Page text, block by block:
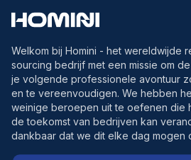
Welkom bij Homini - het wereldwijde
sourcing bedrijf met een missie om
je volgende professionele avontuur
en te vereenvoudigen. We hebben
weinige beroepen uit te oefenen die
de toekomst van bedrijven kan
dankbaar dat we dit elke dag mogen